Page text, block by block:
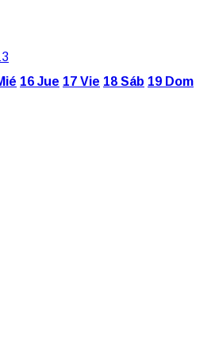
16 Jue 17 Vie 18 Sáb 19 Dom